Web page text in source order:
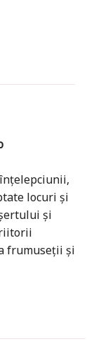
locuri și
și
frumuseții și